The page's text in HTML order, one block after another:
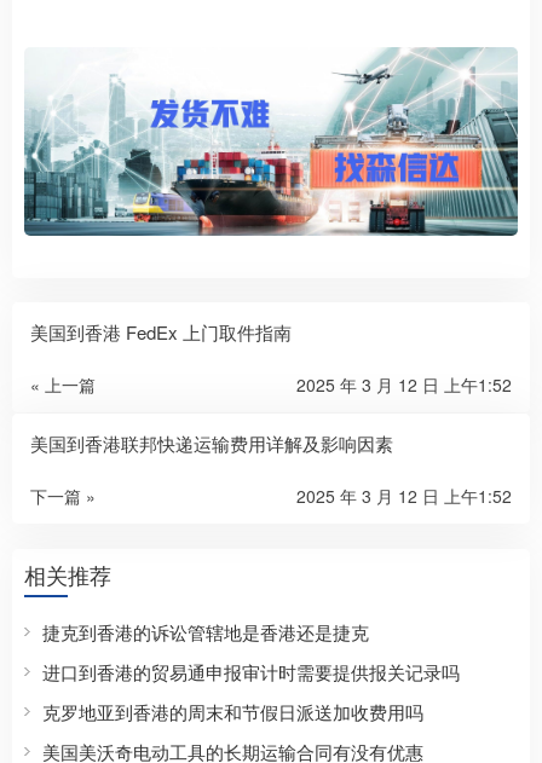
美国到香港 FedEx 上门取件指南
« 上一篇 2025 年 3 月 12 日 上午1:52
美国到香港联邦快递运输费用详解及影响因素
下一篇 » 2025 年 3 月 12 日 上午1:52
相关推荐
捷克到香港的诉讼管辖地是香港还是捷克
进口到香港的贸易通申报审计时需要提供报关记录吗
克罗地亚到香港的周末和节假日派送加收费用吗
美国美沃奇电动工具的长期运输合同有没有优惠